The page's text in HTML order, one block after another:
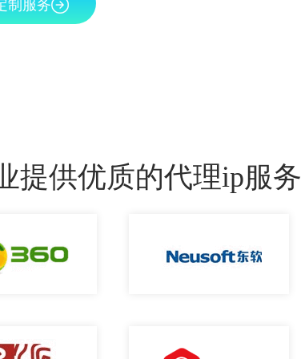
制服务
提供优质的代理ip服务